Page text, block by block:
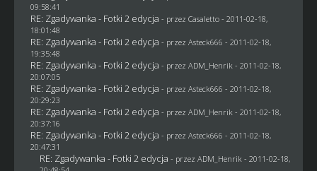
09:58:41
RE: Zgadywanka - Fotki 2 edycja - przez Casaletto- 2011-02-18,
18:01:48
RE: Zgadywanka - Fotki 2 edycja - przez Asteck666 - 2011-02-18,
19:35:48
RE: Zgadywanka - Fotki 2 edycja - przez ADM_Henrik - 2011-02-18,
20:07:05
RE: Zgadywanka - Fotki 2 edycja - przez Asteck666 - 2011-02-18,
20:29:23
RE: Zgadywanka - Fotki 2 edycja - przez ADM_Henrik - 2011-02-18,
20:37:16
RE: Zgadywanka - Fotki 2 edycja - przez Asteck666 - 2011-02-18,
20:47:31
RE: Zgadywanka - Fotki 2 edycja - przez ADM_Henrik - 2011-02-18,